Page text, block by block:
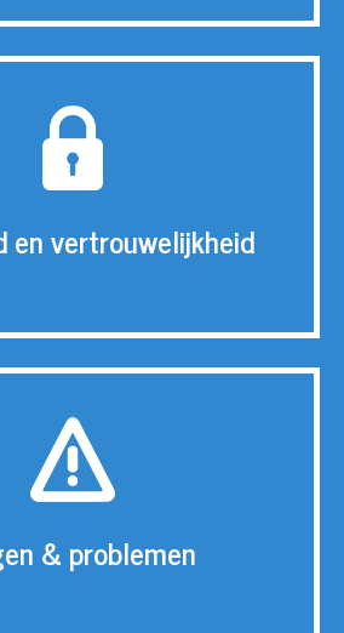
en vertrouwelijkheid
& problemen